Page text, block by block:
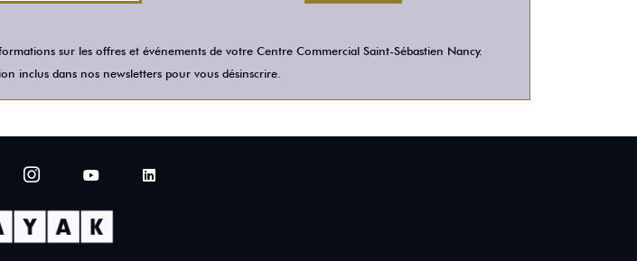
sur les offres et événements de votre Centre Commercial Saint-Sébastien Nancy.
inclus dans nos newsletters pour vous désinscrire.